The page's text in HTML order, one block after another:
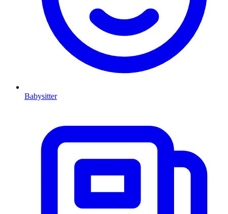
Babysitter